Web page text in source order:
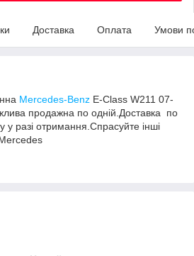
Доставка Оплата Умови
Mercedes-Benz E-Class W211 07-
продажна по одній.Доставка по
у разі отримання.Спрасуйте інші